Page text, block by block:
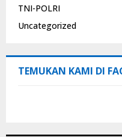
TNI-POLRI
Uncategorized
TEMUKAN KAMI DI